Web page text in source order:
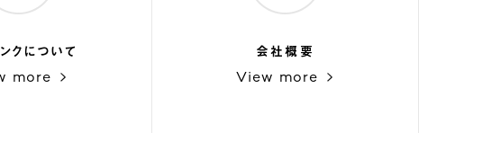
クについて
more
会社概要
View more